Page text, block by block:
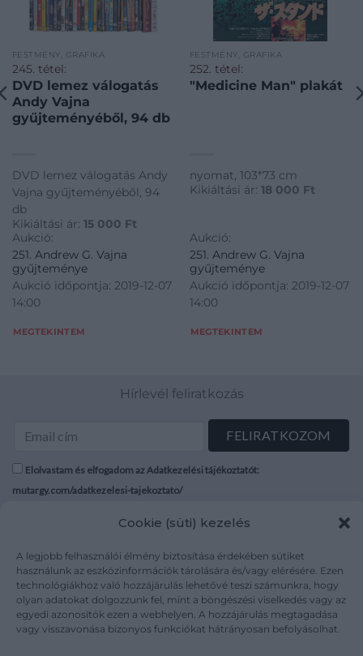
Cookie (süti) kezelés
A legjobb felhasználói élmény biztosítása érdekében sütiket
használunk az eszközinformációk tárolására és/vagy elérésére. Ezen
technológiákhoz való hozzájárulás lehetővé teszi számunkra, hogy
olyan adatokat dolgozzunk fel, mint a böngészési viselkedés vagy az
egyedi azonosítók ezen a webhelyen. A hozzájárulás megtagadása
vagy visszavonása bizonyos funkciókat hátrányosan befolyásolhat.
FESTMÉNY, GRAFIKA
245. tétel:
DVD lemez válogatás
Andy Vajna
gyűjteményéből, 94 db
DVD lemez válogatás Andy
Vajna gyűjteményéből, 94
db
Kikiáltási ár: 15 000 Ft
Aukció:
251. Andrew G. Vajna
gyűjteménye
Aukció időpontja: 2019-12-07
14:00
MEGTEKINTEM
FESTMÉNY, GRAFIKA
252. tétel:
"Medicine Man" plakát
nyomat, 103*73 cm
Kikiáltási ár: 18 000 Ft
Aukció:
251. Andrew G. Vajna
gyűjteménye
Aukció időpontja: 2019-12-07
14:00
MEGTEKINTEM
Hírlevél feliratkozás
Elolvastam és elfogadom az Adatkezelési tájékoztatót:
mutargy.com/adatkezelesi-tajekoztato/
Médiaajánlat
Karrier
Kapcsolat
Áraink
ÁSZF
Adatvédelem
Impresszum